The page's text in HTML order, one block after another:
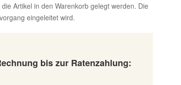
Artikel in den Warenkorb gelegt werden. Die
eingeleitet wird.
bis zur Ratenzahlung: